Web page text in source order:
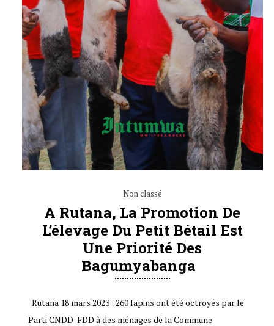
Non classé
A Rutana, La Promotion De
L’élevage Du Petit Bétail Est
Une Priorité Des
Bagumyabanga
Rutana 18 mars 2023 : 260 lapins ont été octroyés par le
Parti CNDD-FDD à des ménages de la Commune